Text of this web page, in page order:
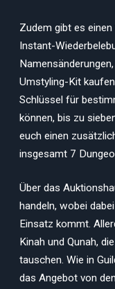
Zudem gibt es
Instant-
Umstyling-Kit
Schlüssel für
können, bis zu
euch einen
insgesamt 7
Über das
handeln, wobei
Einsatz kommt.
Kinah und Qunah,
tauschen. Wie in
das Angebot von